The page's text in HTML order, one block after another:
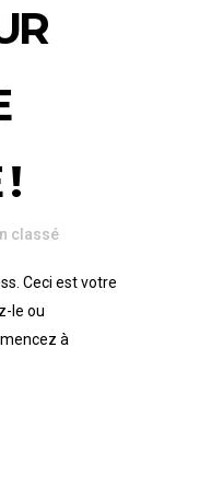
classé
Ceci est votre
le ou
à